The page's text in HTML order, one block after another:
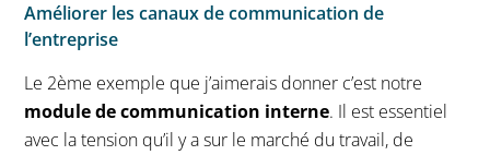
Améliorer les canaux de communication de
l’entreprise
Le 2ème exemple que j’aimerais donner c’est notre
module de communication interne. Il est essentiel
avec la tension qu’il y a sur le marché du travail, de